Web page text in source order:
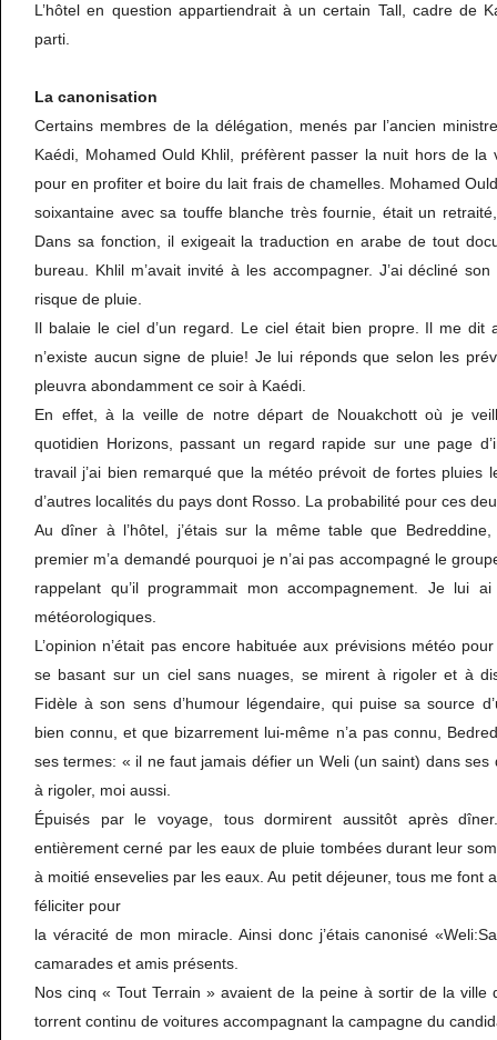
L’hôtel en question appartiendrait à un certain Tall, cadre de
parti.
La canonisation
Certains membres de la délégation, menés par l’ancien
Kaédi, Mohamed Ould Khlil, préfèrent passer la nuit hors de la
pour en profiter et boire du lait frais de chamelles. Mohamed
soixantaine avec sa touffe blanche très fournie, était un
Dans sa fonction, il exigeait la traduction en arabe de tout
bureau. Khlil m’avait invité à les accompagner. J’ai décliné
risque de pluie.
Il balaie le ciel d’un regard. Le ciel était bien propre. Il me dit
n’existe aucun signe de pluie! Je lui réponds que selon les
pleuvra abondamment ce soir à Kaédi.
En effet, à la veille de notre départ de Nouakchott où je
quotidien Horizons, passant un regard rapide sur une page
travail j’ai bien remarqué que la météo prévoit de fortes pluies
d’autres localités du pays dont Rosso. La probabilité pour ces
Au dîner à l’hôtel, j’étais sur la même table que
premier m’a demandé pourquoi je n’ai pas accompagné le
rappelant qu’il programmait mon accompagnement. Je lui
météorologiques.
L’opinion n’était pas encore habituée aux prévisions météo
se basant sur un ciel sans nuages, se mirent à rigoler et à
Fidèle à son sens d’humour légendaire, qui puise sa source
bien connu, et que bizarrement lui-même n’a pas connu,
ses termes: « il ne faut jamais défier un Weli (un saint) dans ses
à rigoler, moi aussi.
Épuisés par le voyage, tous dormirent aussitôt après
entièrement cerné par les eaux de pluie tombées durant leur
à moitié ensevelies par les eaux. Au petit déjeuner, tous me font
féliciter pour
la véracité de mon miracle. Ainsi donc j’étais canonisé
camarades et amis présents.
Nos cinq « Tout Terrain » avaient de la peine à sortir de la ville
torrent continu de voitures accompagnant la campagne du